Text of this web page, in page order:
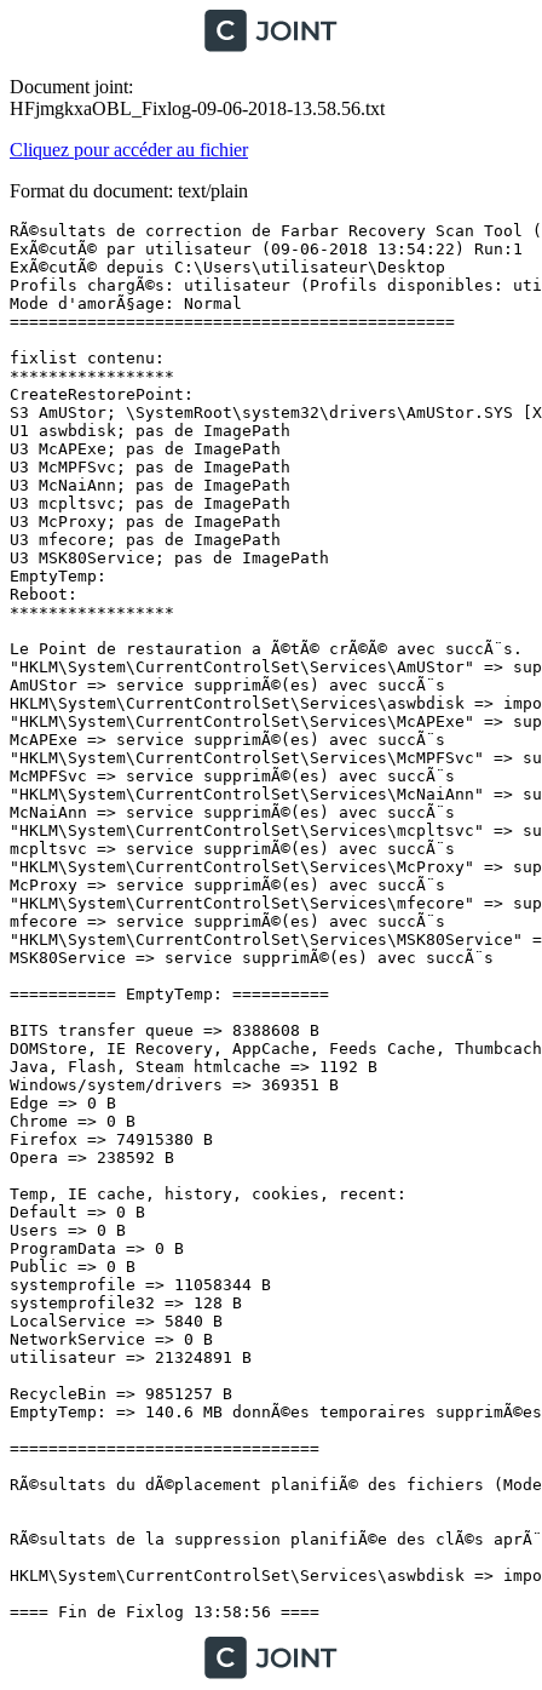
Document joint:
HFjmgkxaOBL_Fixlog-09-06-2018-13.58.56.txt
Cliquez pour accéder au fichier
Format du document: text/plain
RÃ©sultats de correction de Farbar Recovery Scan Tool
ExÃ©cutÃ© par utilisateur (09-06-2018 13:54:22) Run:1
ExÃ©cutÃ© depuis C:\Users\utilisateur\Desktop
Profils chargÃ©s: utilisateur (Profils disponibles:
Mode d'amorÃ§age: Normal
==============================================
fixlist contenu:
*****************
CreateRestorePoint:
S3 AmUStor; \SystemRoot\system32\drivers\AmUStor.SYS
U1 aswbdisk; pas de ImagePath
U3 McAPExe; pas de ImagePath
U3 McMPFSvc; pas de ImagePath
U3 McNaiAnn; pas de ImagePath
U3 mcpltsvc; pas de ImagePath
U3 McProxy; pas de ImagePath
U3 mfecore; pas de ImagePath
U3 MSK80Service; pas de ImagePath
EmptyTemp:
Reboot:
*****************
Le Point de restauration a Ã©tÃ© crÃ©Ã© avec succÃ¨s.
"HKLM\System\CurrentControlSet\Services\AmUStor" =>
AmUStor => service supprimÃ©(es) avec succÃ¨s
HKLM\System\CurrentControlSet\Services\aswbdisk =>
"HKLM\System\CurrentControlSet\Services\McAPExe" =>
McAPExe => service supprimÃ©(es) avec succÃ¨s
"HKLM\System\CurrentControlSet\Services\McMPFSvc" =>
McMPFSvc => service supprimÃ©(es) avec succÃ¨s
"HKLM\System\CurrentControlSet\Services\McNaiAnn" =>
McNaiAnn => service supprimÃ©(es) avec succÃ¨s
"HKLM\System\CurrentControlSet\Services\mcpltsvc" =>
mcpltsvc => service supprimÃ©(es) avec succÃ¨s
"HKLM\System\CurrentControlSet\Services\McProxy" =>
McProxy => service supprimÃ©(es) avec succÃ¨s
"HKLM\System\CurrentControlSet\Services\mfecore" =>
mfecore => service supprimÃ©(es) avec succÃ¨s
"HKLM\System\CurrentControlSet\Services\MSK80Service"
MSK80Service => service supprimÃ©(es) avec succÃ¨s
=========== EmptyTemp: ==========
BITS transfer queue => 8388608 B
DOMStore, IE Recovery, AppCache, Feeds Cache,
Java, Flash, Steam htmlcache => 1192 B
Windows/system/drivers => 369351 B
Edge => 0 B
Chrome => 0 B
Firefox => 74915380 B
Opera => 238592 B
Temp, IE cache, history, cookies, recent:
Default => 0 B
Users => 0 B
ProgramData => 0 B
Public => 0 B
systemprofile => 11058344 B
systemprofile32 => 128 B
LocalService => 5840 B
NetworkService => 0 B
utilisateur => 21324891 B
RecycleBin => 9851257 B
EmptyTemp: => 140.6 MB donnÃ©es temporaires
================================
RÃ©sultats du dÃ©placement planifiÃ© des fichiers
RÃ©sultats de la suppression planifiÃ©e des clÃ©s
HKLM\System\CurrentControlSet\Services\aswbdisk =>
==== Fin de Fixlog 13:58:56 ====